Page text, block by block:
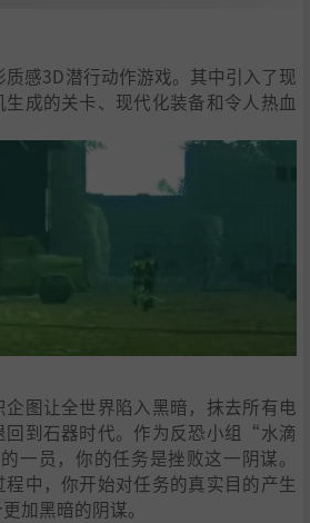
质感3D潜行动作游戏。其中引入了现
成的关卡、现代化装备和令人热血
图让全世界陷入黑暗，抹去所有电
回到石器时代。作为反恐小组“水滴
一员，你的任务是挫败这一阴谋。
中，你开始对任务的真实目的产生
加黑暗的阴谋。